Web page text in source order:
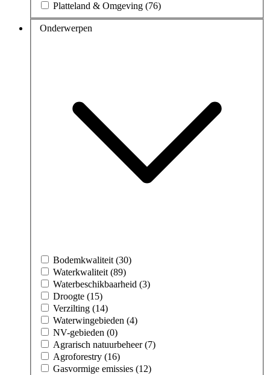
Platteland & Omgeving (76)
Onderwerpen
Bodemkwaliteit (30)
Waterkwaliteit (89)
Waterbeschikbaarheid (3)
Droogte (15)
Verzilting (14)
Waterwingebieden (4)
NV-gebieden (0)
Agrarisch natuurbeheer (7)
Agroforestry (16)
Gasvormige emissies (12)